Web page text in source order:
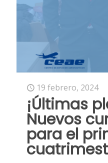
19 febrero, 2024
¡Últimas
Nuevos
para el